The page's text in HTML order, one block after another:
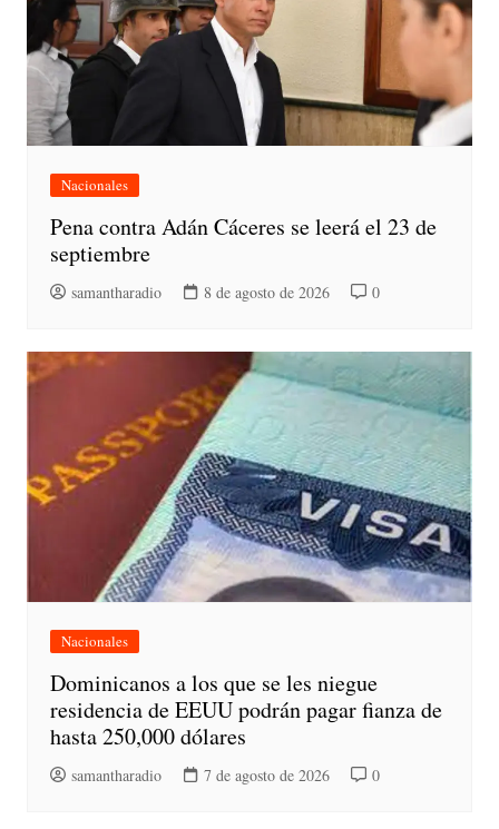
Nacionales
Pena contra Adán Cáceres se leerá el 23 de
septiembre
samantharadio 8 de agosto de 2026 0
Nacionales
Dominicanos a los que se les niegue
residencia de EEUU podrán pagar fianza de
hasta 250,000 dólares
samantharadio 7 de agosto de 2026 0